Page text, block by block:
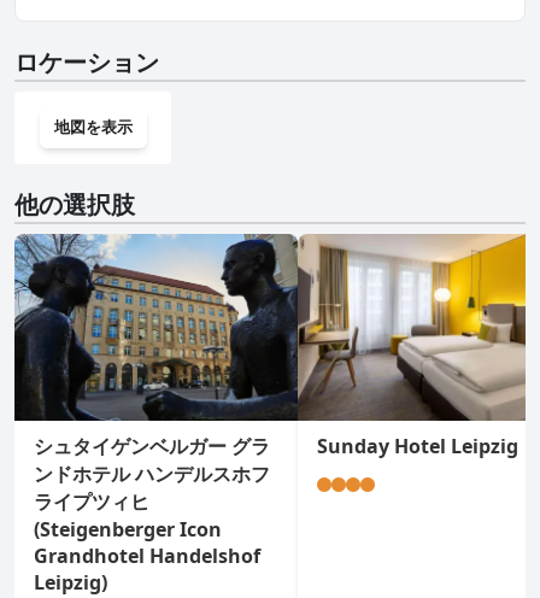
ロケーション
地図を表示
他の選択肢
シュタイゲンベルガー グラ
ンドホテル ハンデルスホフ
ライプツィヒ
(Steigenberger Icon
Grandhotel Handelshof
Leipzig)
Sunday Hotel Leipzig